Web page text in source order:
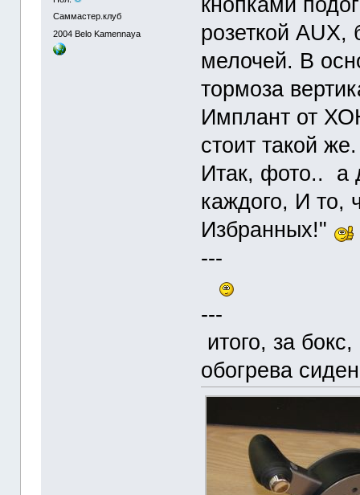
Саммастер.клуб
2004 Belo Kamennaya
розеткой AUX,
мелочей. В
тормоза
Имплант от
стоит такой же.
Итак, фото.. а
каждого, И то,
Избранных!"
---
---
итого, за
обогрева